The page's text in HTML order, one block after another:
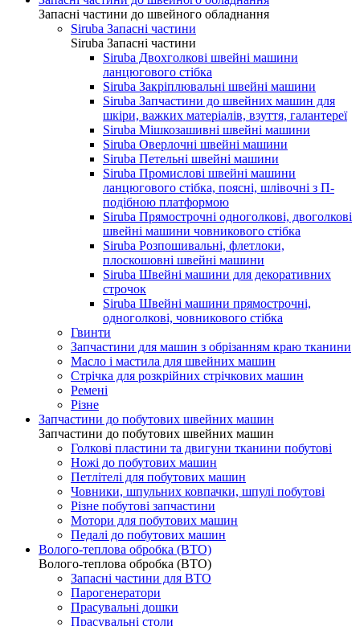
Запасні частини до швейного обладнання
Siruba Запасні частини
Siruba Запасні частини
Siruba Двохголкові швейні машини
ланцюгового стібка
Siruba Закріплювальні швейні машини
Siruba Запчастини до швейних машин для
шкіри, важких матеріалів, взуття, галантереї
Siruba Мішкозашивні швейні машини
Siruba Оверлочні швейні машини
Siruba Петельні швейні машини
Siruba Промислові швейні машини
ланцюгового стібка, поясні, шлівочні з П-
подібною платформою
Siruba Прямострочні одноголкові, двоголкові
швейні машини човникового стібка
Siruba Розпошивальні, флетлоки,
плоскошовні швейні машини
Siruba Швейні машини для декоративних
строчок
Siruba Швейні машини прямострочні,
одноголкові, човникового стібка
Гвинти
Запчастини для машин з обрізанням краю тканини
Масло і мастила для швейних машин
Стрічка для розкрійних стрічкових машин
Ремені
Різне
Запчастини до побутових швейних машин
Запчастини до побутових швейних машин
Голкові пластини та двигуни тканини побутові
Ножі до побутових машин
Петлітелі для побутових машин
Човники, шпульних ковпачки, шпулі побутові
Різне побутові запчастини
Мотори для побутових машин
Педалі до побутових машин
Волого-теплова обробка (ВТО)
Волого-теплова обробка (ВТО)
Запасні частини для ВТО
Парогенератори
Прасувальні дошки
Прасувальні столи